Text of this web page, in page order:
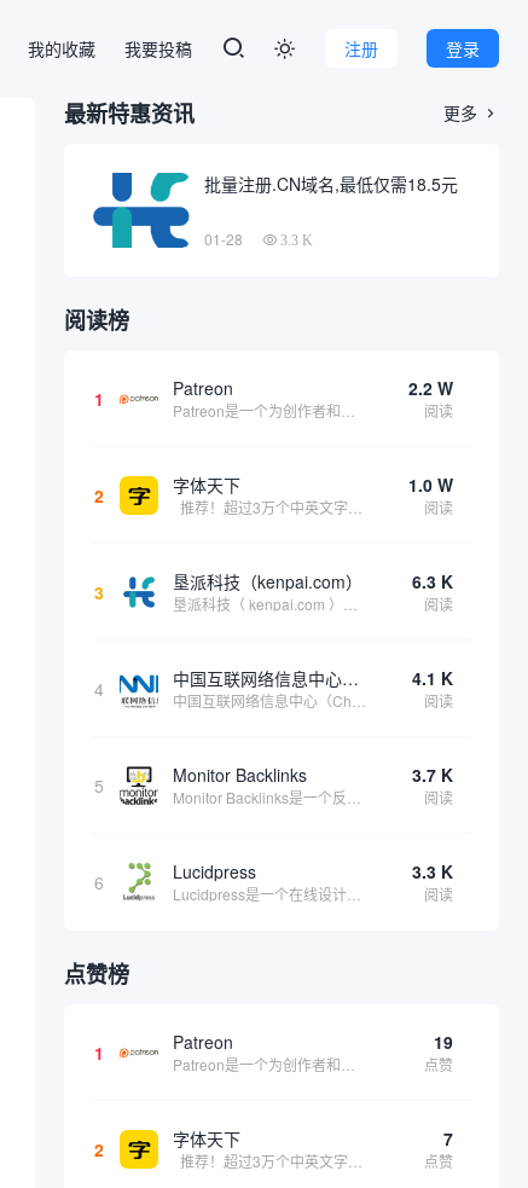
登录
注册

我的收藏 我要投稿
最新特惠资讯 更多 
批量注册.CN域名,最低仅需18.5元
01-28 3.3 K
阅读榜
1 Patreon 2.2 W
阅读
2 字体天下 1.0 W
阅读
3 垦派科技（kenpai.com） 6.3 K
阅读
4 中国互联网络信息中心（CNNIC） 4.1 K
阅读
5 Monitor Backlinks 3.7 K
阅读
6 Lucidpress 3.3 K
阅读
点赞榜
1 Patreon 19
点赞
2 字体天下 7
点赞